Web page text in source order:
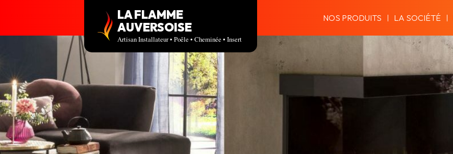
LA FLAMME
AUVERSOISE
Artisan Installateur • Poêle • Cheminée • Insert
NOS PRODUITS LA SOCIÉTÉ